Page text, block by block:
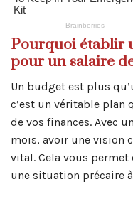
Pourquoi établir
pour un salaire
Un budget est plus
c’est un véritable plan
de vos finances. Avec
mois, avoir une vision
vital. Cela vous permet
une situation précaire